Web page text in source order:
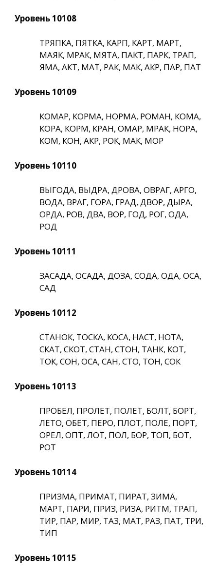
Уровень 10108
ТРЯПКА, ПЯТКА, КАРП, КАРТ, МАРТ,
МАЯК, МРАК, МЯТА, ПАКТ, ПАРК, ТРАП,
ЯМА, АКТ, МАТ, РАК, МАК, АКР, ПАР, ПАТ
Уровень 10109
КОМАР, КОРМА, НОРМА, РОМАН, КОМА,
КОРА, КОРМ, КРАН, ОМАР, МРАК, НОРА,
КОМ, КОН, АКР, РОК, МАК, МОР
Уровень 10110
ВЫГОДА, ВЫДРА, ДРОВА, ОВРАГ, АРГО,
ВОДА, ВРАГ, ГОРА, ГРАД, ДВОР, ДЫРА,
ОРДА, РОВ, ДВА, ВОР, ГОД, РОГ, ОДА,
РОД
Уровень 10111
ЗАСАДА, ОСАДА, ДОЗА, СОДА, ОДА, ОСА,
САД
Уровень 10112
СТАНОК, ТОСКА, КОСА, НАСТ, НОТА,
СКАТ, СКОТ, СТАН, СТОН, ТАНК, КОТ,
ТОК, СОН, ОСА, САН, СТО, ТОН, СОК
Уровень 10113
ПРОБЕЛ, ПРОЛЕТ, ПОЛЕТ, БОЛТ, БОРТ,
ЛЕТО, ОБЕТ, ПЕРО, ПЛОТ, ПОЛЕ, ПОРТ,
ОРЕЛ, ОПТ, ЛОТ, ПОЛ, БОР, ТОП, БОТ,
РОТ
Уровень 10114
ПРИЗМА, ПРИМАТ, ПИРАТ, ЗИМА,
МАРТ, ПАРИ, ПРИЗ, РИЗА, РИТМ, ТРАП,
ТИР, ПАР, МИР, ТАЗ, МАТ, РАЗ, ПАТ, ТРИ,
ТИП
Уровень 10115